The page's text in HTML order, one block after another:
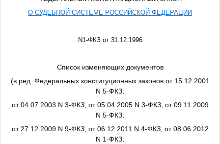
О СУДЕБНОЙ СИСТЕМЕ РОССИЙСКОЙ ФЕДЕРАЦИИ
N1-ФКЗ от 31.12.1996
Список изменяющих документов
(в ред. Федеральных конституционных законов от 15.12.2001
N 5-ФКЗ,
от 04.07.2003 N 3-ФКЗ, от 05.04.2005 N 3-ФКЗ, от 09.11.2009
N 5-ФКЗ,
от 27.12.2009 N 9-ФКЗ, от 06.12.2011 N 4-ФКЗ, от 08.06.2012
N 1-ФКЗ,